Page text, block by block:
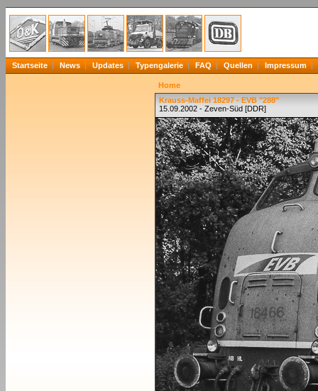
Startseite News Updates Typengalerie FAQ Quellen Impressum
Home
Krauss-Maffei 18297 - EVB "288"
15.09.2002 - Zeven-Süd [DDR]